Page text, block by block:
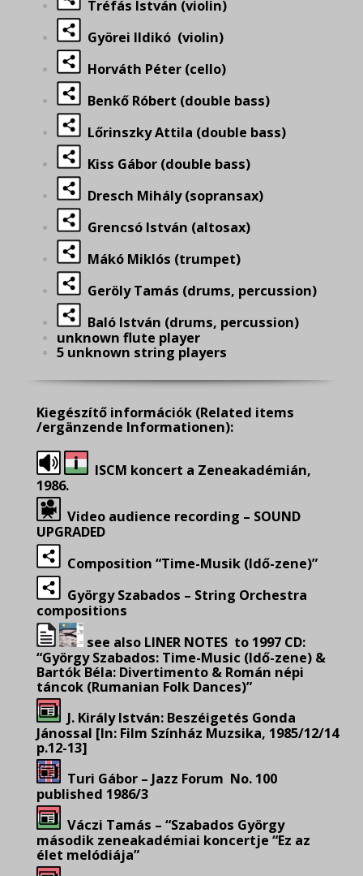
Tréfás István (violin)
Györei Ildikó (violin)
Horváth Péter (cello)
Benkő Róbert (double bass)
Lőrinszky Attila (double bass)
Kiss Gábor (double bass)
Dresch Mihály (sopransax)
Grencsó István (altosax)
Mákó Miklós (trumpet)
Geröly Tamás (drums, percussion)
Baló István (drums, percussion)
unknown flute player
5 unknown string players
Kiegészítő információk (Related items
/ergänzende Informationen):
ISCM koncert a Zeneakadémián,
1986.
Video audience recording – SOUND
UPGRADED
Composition “Time-Musik (Idő-zene)”
György Szabados – String Orchestra
compositions
see also LINER NOTES to 1997 CD:
“György Szabados: Time-Music (Idő-zene) &
Bartók Béla: Divertimento & Román népi
táncok (Rumanian Folk Dances)”
J. KirályIstván: Beszéigetés Gonda
Jánossal [In: Film Színház Muzsika, 1985/12/14
p.12-13]
Turi Gábor – Jazz Forum No. 100
published 1986/3
Váczi Tamás – “Szabados György
második zeneakadémiai koncertje “Ez az
élet melódiája”